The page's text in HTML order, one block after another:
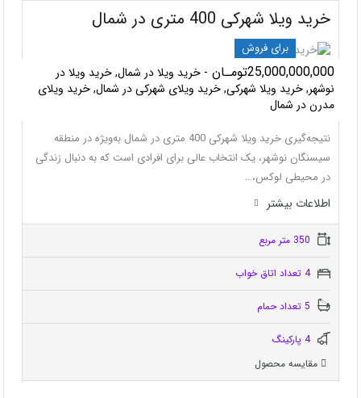
خرید ویلا شهرکی 400 متری در شمال
برای فروش
25,000,000,000تومـان
- خرید ویلا در شمال, خرید ویلا در
نوشهر, خرید ویلا شهرکی, خرید ویلای شهرکی در شمال, خرید ویلای
مدرن در شمال
نتیجه‌گیری خرید ویلا شهرکی 400 متری در شمال به‌ویژه در منطقه
سیسنگان نوشهر، یک انتخاب عالی برای افرادی است که به دنبال زندگی
در محیطی لوکس،…
اطلاعات بيشتر
4 تعداد اتاق خواب
4 پاركينگ
مقایسه محصول